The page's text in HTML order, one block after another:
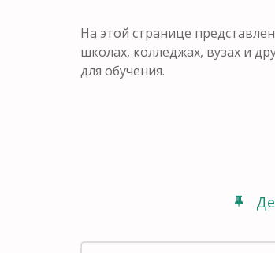
На этой странице
школах, колледжах, вузах и
для обучения.